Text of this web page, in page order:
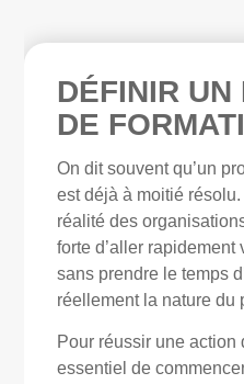
DÉFINIR UN
DE
On dit souvent qu’un
est déjà à moitié
réalité des
forte d’aller rapidement
sans prendre le temps
réellement la nature du
Pour réussir une action
essentiel de